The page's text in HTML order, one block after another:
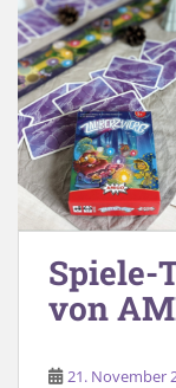
Spiele-
von
21. November